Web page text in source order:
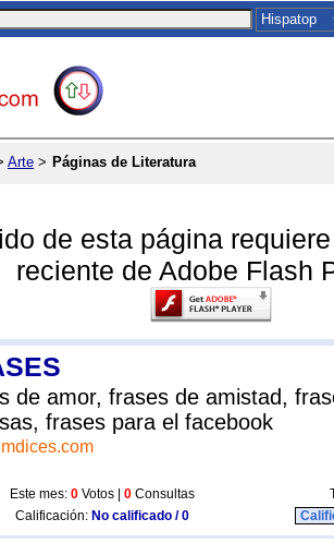
Arte > Páginas de Literatura
de esta página
reciente de Adobe Flash
de amor, frases de amistad,
frases para el facebook
Este mes: 0 Votos | 0 Consultas
Calificación: No calificado / 0